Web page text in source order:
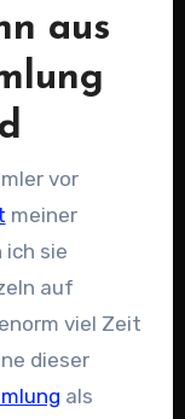
aus
vor
meiner
sie
auf
viel Zeit
dieser
als